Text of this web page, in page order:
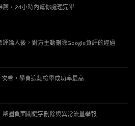
薦，24小時內幫你處理完畢
論人後，對方主動刪除Google負評的經過
看，學會這類檢舉成功率最高
幣圈負面關鍵字刪除與異常流量舉報